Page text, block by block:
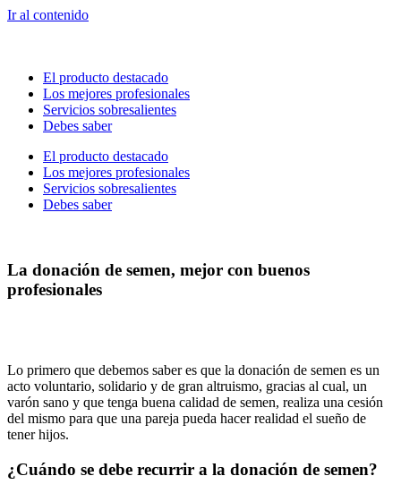
Ir al contenido
El producto destacado
Los mejores profesionales
Servicios sobresalientes
Debes saber
El producto destacado
Los mejores profesionales
Servicios sobresalientes
Debes saber
La donación de semen, mejor con buenos
profesionales
Lo primero que debemos saber es que la donación de semen es un
acto voluntario, solidario y de gran altruismo, gracias al cual, un
varón sano y que tenga buena calidad de semen, realiza una cesión
del mismo para que una pareja pueda hacer realidad el sueño de
tener hijos.
¿Cuándo se debe recurrir a la donación de semen?